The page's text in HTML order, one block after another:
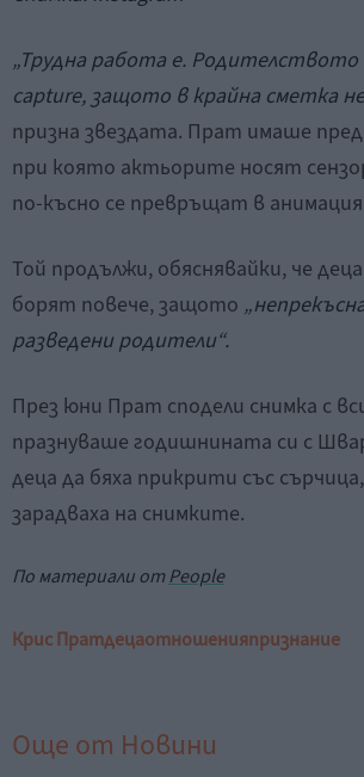
„Трудна работа е.
capture, защото в крайна сметка
призна звездата. Прат имаше
при която актьорите носят
по-късно се превръщат в
Той продължи, обяснявайки, че
борят повече, защото
разведени родители“.
През юни Прат сподели снимка с
празнуваше годишнината си с
деца да бяха прикрити със
зарадваха на снимките.
По материали отPeople
Крис Пратдецаотношенияпризнание
Още от Новини